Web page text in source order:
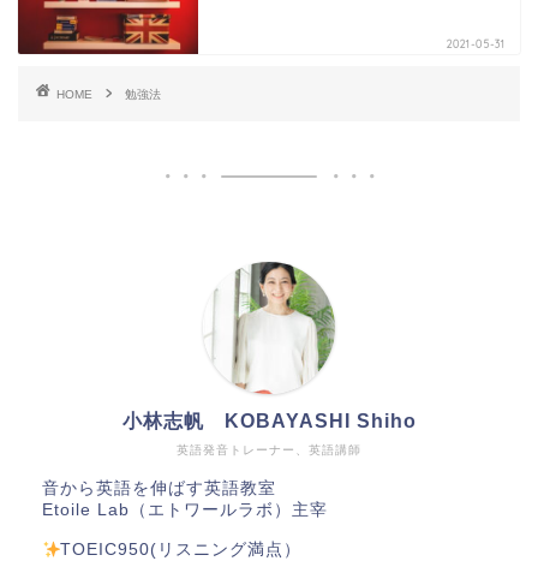
2021-05-31
HOME 勉強法
英語発音トレーナー、英語講師
小林志帆 KOBAYASHI Shiho
音から英語を伸ばす英語教室
Etoile Lab（エトワールラボ）主宰
TOEIC950(リスニング満点）